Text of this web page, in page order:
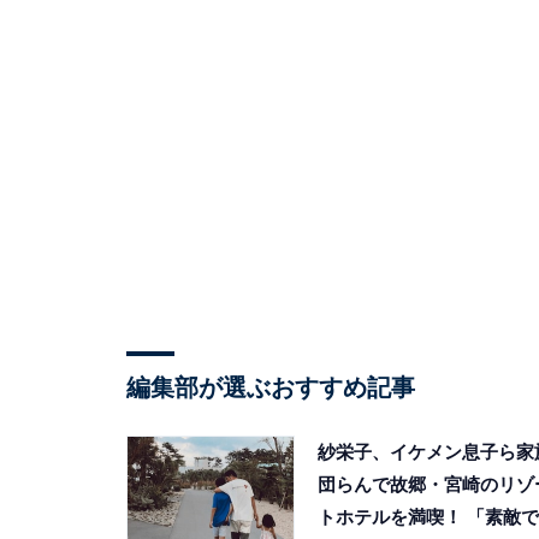
編集部が選ぶおすすめ記事
紗栄子、イケメン息子ら家
団らんで故郷・宮崎のリゾ
トホテルを満喫！ 「素敵で